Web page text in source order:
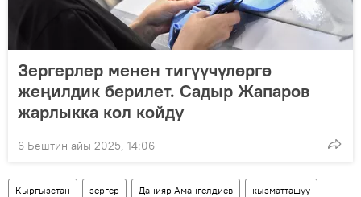
Зергерлер менен тигүүчүлөргө
жеңилдик берилет. Садыр Жапаров
жарлыкка кол койду
6 Бештин айы 2025, 14:06
Кыргызстан зергер Данияр Амангелдиев кызматташуу